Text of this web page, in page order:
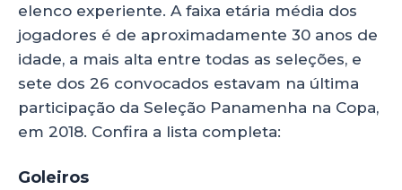
elenco experiente. A faixa etária média dos
jogadores é de aproximadamente 30 anos de
idade, a mais alta entre todas as seleções, e
sete dos 26 convocados estavam na última
participação da Seleção Panamenha na Copa,
em 2018. Confira a lista completa:
Goleiros